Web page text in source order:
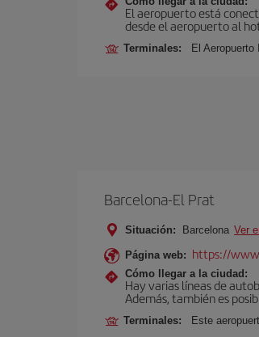
El aeropuerto está
desde el aeropuerto al
Terminales: El
Barcelona-El Prat
Situación: Barcelona Ver
Página web: https://
Cómo llegar a la ciudad:
Hay varias líneas de
Además, también es
Terminales: Este